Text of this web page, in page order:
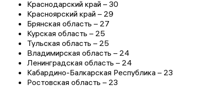
Краснодарский край – 30
Красноярский край – 29
Брянская область – 27
Курская область – 25
Тульская область – 25
Владимирская область – 24
Ленинградская область – 24
Кабардино-Балкарская Республика – 23
Ростовская область – 23